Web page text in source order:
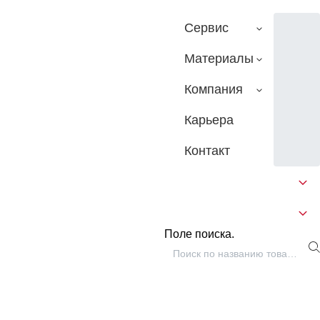
Сервис
Материалы
Компания
Карьера
Контакт
Поле поиска.